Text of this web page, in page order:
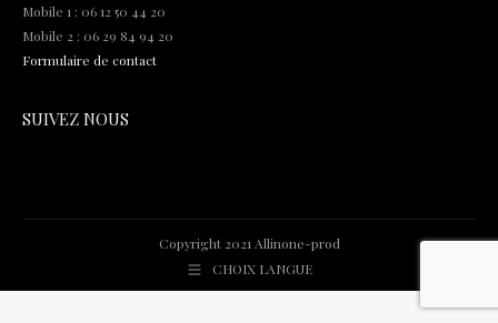
Mobile 1 : 06 12 50 44 20
Mobile 2 : 06 29 84 94 20
Formulaire de contact
SUIVEZ NOUS
Copyright 2021 Allinone-prod
CHOIX LANGUE